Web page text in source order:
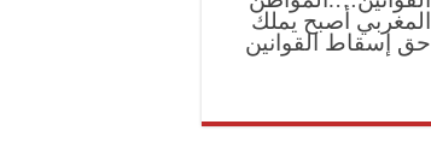
المغربي أصبح يملك
حق إسقاط القوانين